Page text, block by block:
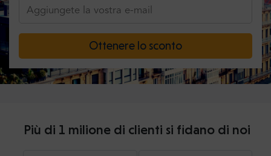
Ottenere lo sconto
Più di 1 milione di clienti si fidano di noi